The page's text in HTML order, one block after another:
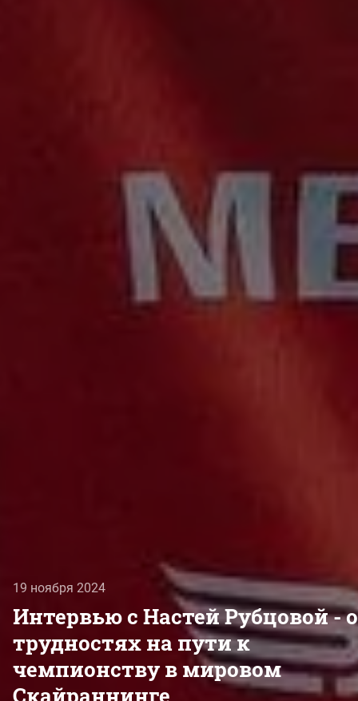
19 ноября 2024
Интервью с Настей Рубцовой - о
трудностях на пути к
чемпионству в мировом
Скайраннинге